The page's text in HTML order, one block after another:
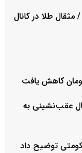
پیش‌ بینی قیمت طلا و سکه سه شنبه ۲۰ مرداد ۱۴۰۵ / مثقال طلا در کانال
سه شنبه ۲۰ مرداد ۱۴۰۵ / احتمال عقب‌نشینی به
توضیح داد